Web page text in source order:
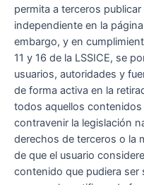
permita a terceros
independiente en la
embargo, y en
11 y 16 de la LSSICE, se
usuarios, autoridades y
de forma activa en la
todos aquellos
contravenir la legislación
derechos de terceros o la
de que el usuario
contenido que pudiera ser